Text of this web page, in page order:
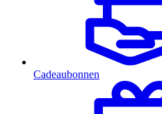
Cadeaubonnen